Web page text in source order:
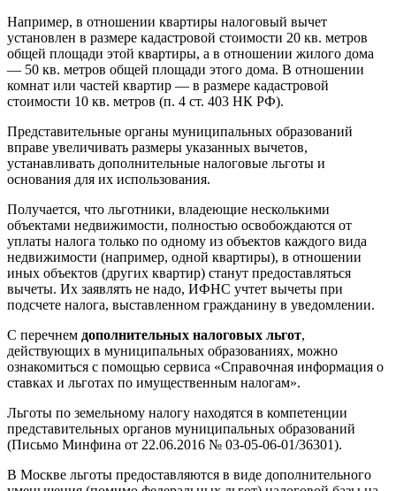
Например, в отношении квартиры налоговый вычет
установлен в размере кадастровой стоимости 20 кв. метров
общей площади этой квартиры, а в отношении жилого дома
— 50 кв. метров общей площади этого дома. В отношении
комнат или частей квартир — в размере кадастровой
стоимости 10 кв. метров (п. 4 ст. 403 НК РФ).
Представительные органы муниципальных образований
вправе увеличивать размеры указанных вычетов,
устанавливать дополнительные налоговые льготы и
основания для их использования.
Получается, что льготники, владеющие несколькими
объектами недвижимости, полностью освобождаются от
уплаты налога только по одному из объектов каждого вида
недвижимости (например, одной квартиры), в отношении
иных объектов (других квартир) станут предоставляться
вычеты. Их заявлять не надо, ИФНС учтет вычеты при
подсчете налога, выставленном гражданину в уведомлении.
С перечнем дополнительных налоговых льгот,
действующих в муниципальных образованиях, можно
ознакомиться с помощью сервиса «Справочная информация о
ставках и льготах по имущественным налогам».
Льготы по земельному налогу находятся в компетенции
представительных органов муниципальных образований
(Письмо Минфина от 22.06.2016 № 03-05-06-01/36301).
В Москве льготы предоставляются в виде дополнительного